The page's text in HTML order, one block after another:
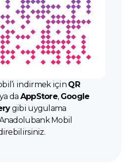
indirmek için QR
da AppStore, Google
gibi uygulama
Mobil